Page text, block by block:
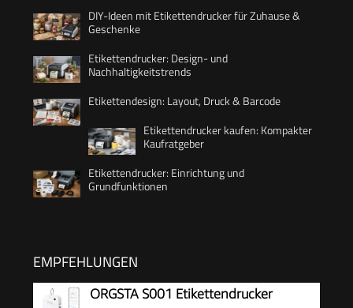
DIY-Ideen mit Etikettendrucker für Zuhause &
Geschenke
Etikettendrucker: Design- und
Nachhaltigkeitstrends
Etikettendesign: Layout, Druck & Barcode
Etikettendrucker kaufen: Kompakter
Kaufratgeber
Etikettendrucker: Einrichtung und
Grundfunktionen
EMPFEHLUNGEN
ORGSTA S001 Etikettendrucker